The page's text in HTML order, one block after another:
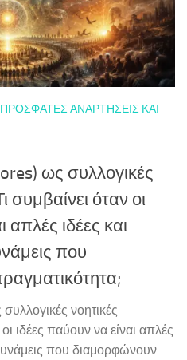
ΠΡΌΣΦΑΤΕΣ ΑΝΑΡΤΉΣΕΙΣ ΚΑΙ
ως συλλογικές
συμβαίνει όταν οι
απλές ιδέες και
που
νοητικές
ιδέες παύουν να είναι απλές
που διαμορφώνουν